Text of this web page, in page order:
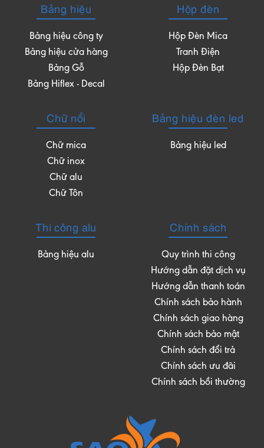
Bảng hiệu
Bảng hiệu công ty
Bảng hiệu cửa hàng
Bảng Gỗ
Bảng Hiflex - Decal
Hộp đèn
Hộp Đèn Mica
Tranh Điện
Hộp Đèn Bạt
Chữ nổi
Chữ mica
Chữ inox
Chữ alu
Chữ Tôn
Bảng hiệu đèn led
Bảng hiệu led
Thi công alu
Bảng hiệu alu
Chính sách
Quy trình thi công
Hướng dẫn đặt dịch vụ
Hướng dẫn thanh toán
Chính sách bảo hành
Chính sách giao hàng
Chính sách bảo mật
Chính sách đổi trả
Chính sách ưu đãi
Chính sách bồi thường